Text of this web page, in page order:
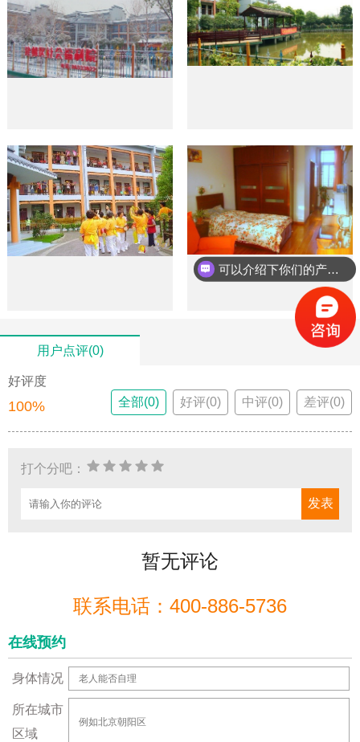
用户点评(0)
好评度
100% 全部(0) 好评(0) 中评(0) 差评(0)
打个分吧：
暂无评论
联系电话：400-886-5736
在线预约
身体情况
所在城市
区域
可以介绍下你们的产品么？